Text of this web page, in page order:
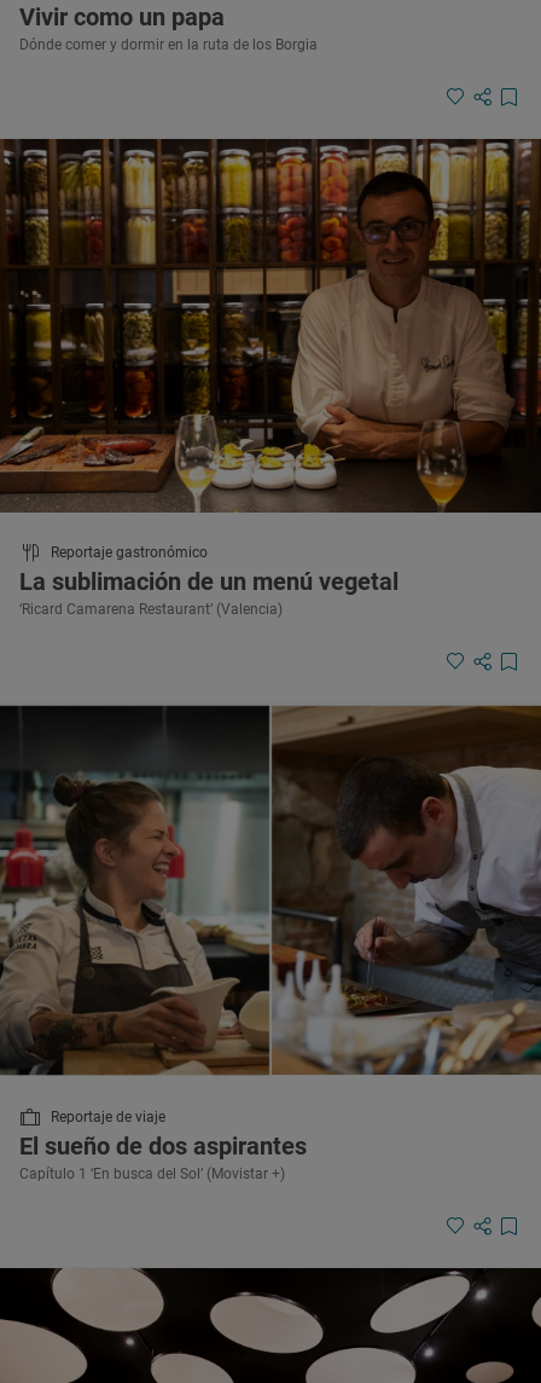
Vivir como un papa
Dónde comer y dormir en la ruta de los Borgia
Reportaje gastronómico
La sublimación de un menú vegetal
‘Ricard Camarena Restaurant’ (Valencia)
Reportaje de viaje
El sueño de dos aspirantes
Capítulo 1 ‘En busca del Sol’ (Movistar +)